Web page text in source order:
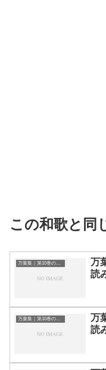
この和歌と同
万葉集｜第10巻の和歌一覧
万
読
万葉集｜第10巻の和歌一覧
万
読